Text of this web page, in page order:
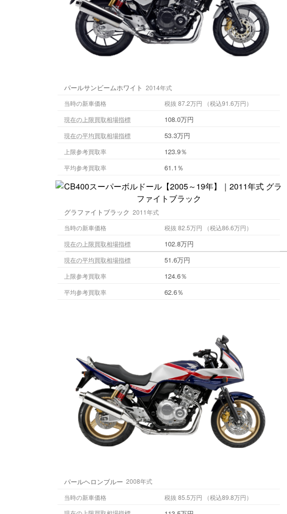
パールサンビームホワイト 2014年式
当時の新車価格
税抜 87.2万円 （税込91.6万円）
現在の上限買取相場指標
108.0万円
現在の平均買取相場指標 53.3万円
上限参考買取率 123.9％
平均参考買取率 61.1％
グラファイトブラック 2011年式
当時の新車価格
税抜 82.5万円 （税込86.6万円）
現在の上限買取相場指標
102.8万円
現在の平均買取相場指標 51.6万円
上限参考買取率 124.6％
平均参考買取率 62.6％
パールヘロンブルー 2008年式
当時の新車価格
税抜 85.5万円 （税込89.8万円）